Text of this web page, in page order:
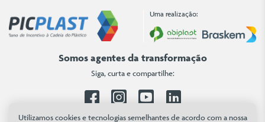
Uma realização:
Somos agentes da transformação
Siga, curta e compartilhe:
Facebook
Instagram
YoutubeLinkedin
Utilizamos cookies e tecnologias semelhantes de acordo com a nossa